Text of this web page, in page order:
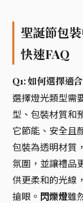
聖誕節包
快速FAQ
Q1: 如何選擇適
選擇燈光類型需
型、包裝材質和
它節能、安全且
包裝為透明材質，
氛圍，並讓禮品
供更柔和的光線
搶眼。 閃爍燈雖